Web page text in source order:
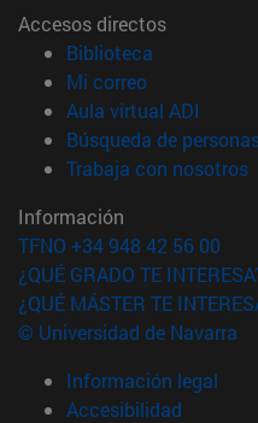
Accesos directos
Biblioteca
Mi correo(abre en
Aula virtual ADI
Búsqueda de
Trabaja con nosotros
Información
TFNO +34 948 42 56 00
¿QUÉ GRADO TE
¿QUÉ MÁSTER TE
© Universidad de Navarra
Información legal
Accesibilidad